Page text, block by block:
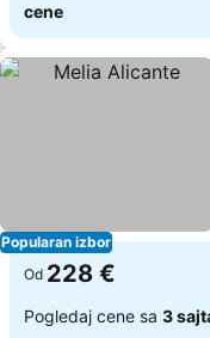
cene
Popularan izbor
Od 228 €
Pogledaj cene sa 3